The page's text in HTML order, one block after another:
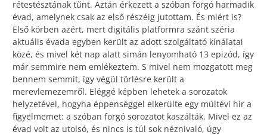
rétestésztának tűnt. Aztán érkezett a szóban forgó harmadik
évad, amelynek csak az első részéig jutottam. És miért is?
Első körben azért, mert digitális platformra szánt széria
aktuális évada egyben került az adott szolgáltató kínálatai
közé, és mivel két nap alatt simán lenyomható 13 epizód, így
már semmire nem emlékeztem. S mivel nem mozgatott meg
bennem semmit, így végül törlésre került a
merevlemezemről. Eléggé képben lehetek a sorozatok
helyzetével, hogyha éppenséggel elkerülte egy múltévi hír a
figyelmemet: a szóban forgó sorozatot kaszálták. Mivel ez az
évad volt az utolsó, és nincs is túl sok néznivaló, úgy